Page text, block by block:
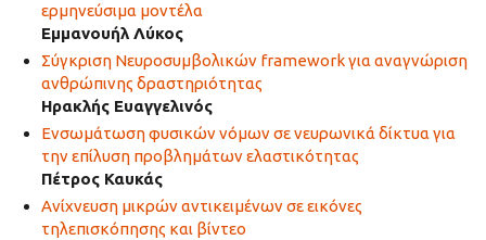
ερμηνεύσιμα μοντέλα
Εμμανουήλ Λύκος
Σύγκριση Νευροσυμβολικών framework για αναγνώριση
ανθρώπινης δραστηριότητας
Ηρακλής Ευαγγελινός
Ενσωμάτωση φυσικών νόμων σε νευρωνικά δίκτυα για
την επίλυση προβλημάτων ελαστικότητας
Πέτρος Καυκάς
Ανίχνευση μικρών αντικειμένων σε εικόνες
τηλεπισκόπησης και βίντεο